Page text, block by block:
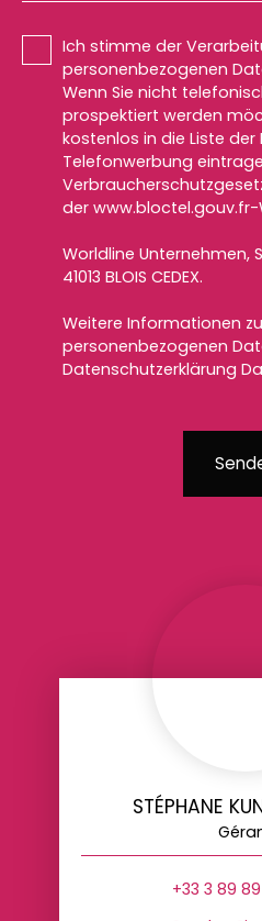
Ich stimme der
personenbezogenen
Wenn Sie nicht
prospektiert werden
kostenlos in die Liste
Telefonwerbung
der
Worldline Unternehmen,
41013 BLOIS CEDEX.
Weitere Informationen
personenbezogenen
Datenschutzerklärung
STÉPHANE
+33 3 89